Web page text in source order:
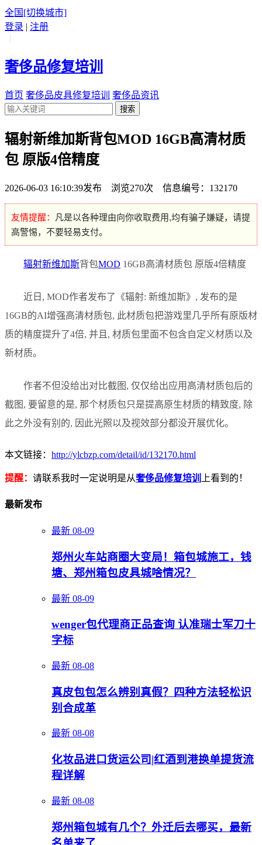
全国 [切换城市]
登录 | 注册
|
奢侈品修复培训
首页 奢侈品皮具修复培训 奢侈品资讯
搜索
辐射新维加斯背包MOD 16GB高清材质
包 原版4倍精度
2026-06-03 16:10:39发布 浏览270次 信息编号：132170
友情提醒：
凡是以各种理由向你收取费用,均有骗子嫌疑，请提
高警惕，不要轻易支付。
辐射新维加斯背包MOD 16GB高清材质包 原版4倍精度
近日, MOD作者发布了《辐射: 新维加斯》, 发布的是
16GB的AI增强高清材质包, 此材质包把游戏里几乎所有原版材
质的精度提升了4倍, 并且, 材质包里面不包含自定义材质以及
新材质。
作者不但没给出对比截图, 仅仅给出应用高清材质包后的
截图, 要留意的是, 那个材质包只是提高原生材质的精致度, 除
此之外没有别的, 因此光照以及视效部分都没开展优化。
本文链接： http://ylcbzp.com/detail/id/132170.html
提醒： 请联系我时一定说明是从奢侈品修复培训 上看到的！
最新发布
最新 08-09
郑州火车站商圈大变局！箱包城施工，钱
塘、郑州箱包皮具城啥情况？
最新 08-09
wenger包代理商正品查询 认准瑞士军刀十
字标
最新 08-08
真皮包包怎么辨别真假？四种方法轻松识
别合成革
最新 08-08
化妆品进口货运公司|红酒到港换单提货流
程详解
最新 08-08
郑州箱包城有几个？外迁后去哪买，最新